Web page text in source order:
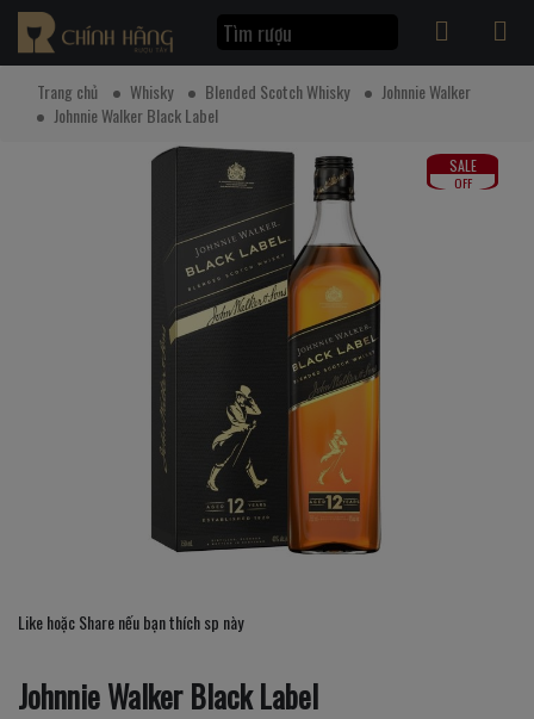
Trang chủ Whisky Blended Scotch Whisky
Johnnie Walker
Johnnie Walker Black Label
SALE
OFF
Like hoặc Share nếu bạn thích sp này
Johnnie Walker Black Label